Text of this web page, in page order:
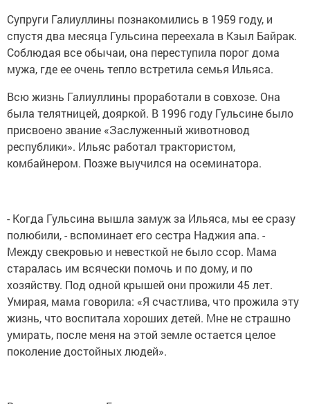
Супруги Галиуллины познакомились в 1959 году, и
спустя два месяца Гульсина переехала в Кзыл Байрак.
Соблюдая все обычаи, она переступила порог дома
мужа, где ее очень тепло встретила семья Ильяса.
Всю жизнь Галиуллины проработали в совхозе. Она
была телятницей, дояркой. В 1996 году Гульсине было
присвоено звание «Заслуженный животновод
республики». Ильяс работал трактористом,
комбайнером. Позже выучился на осеминатора.
- Когда Гульсина вышла замуж за Ильяса, мы ее сразу
полюбили, - вспоминает его сестра Наджия апа. -
Между свекровью и невесткой не было ссор. Мама
старалась им всячески помочь и по дому, и по
хозяйству. Под одной крышей они прожили 45 лет.
Умирая, мама говорила: «Я счастлива, что прожила эту
жизнь, что воспитала хороших детей. Мне не страшно
умирать, после меня на этой земле остается целое
поколение достойных людей».